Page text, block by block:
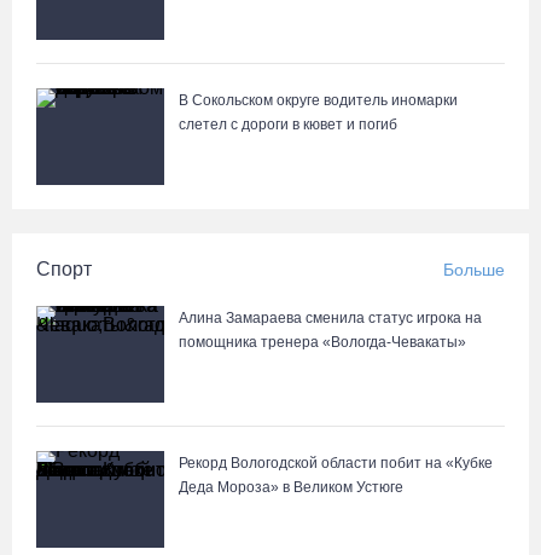
В Сокольском округе водитель иномарки
слетел с дороги в кювет и погиб
Спорт Больше
Алина Замараева сменила статус игрока на
помощника тренера «Вологда-Чевакаты»
Рекорд Вологодской области побит на «Кубке
Деда Мороза» в Великом Устюге